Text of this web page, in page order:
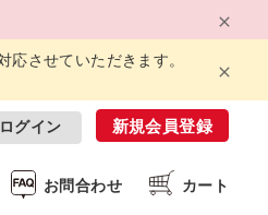
させていただきます。
ログイン 新規会員登録
お問合わせ カート